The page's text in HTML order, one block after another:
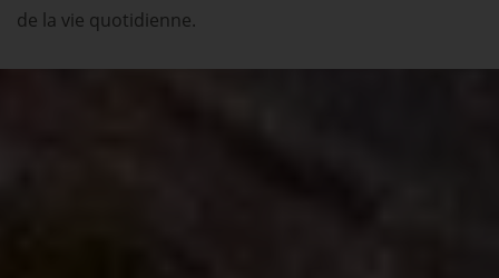
de la vie quotidienne.